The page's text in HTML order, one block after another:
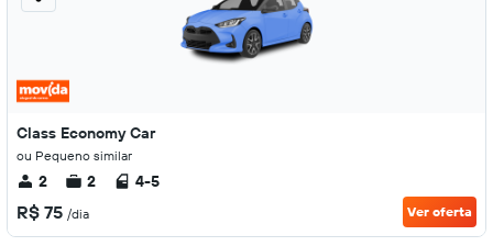
Class Economy Car
ou Pequeno similar
2 2 4-5
R$ 75 /dia Ver oferta